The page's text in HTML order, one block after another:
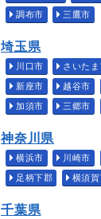
調布市 三鷹市
埼玉県
川口市 さいた
新座市 越谷市
加須市 三郷市
神奈川県
横浜市 川崎市
足柄下郡 横須
千葉県